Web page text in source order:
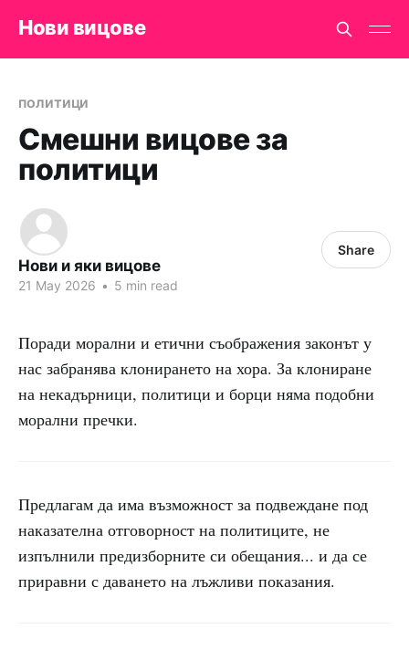
Нови вицове
политици
Смешни вицове за
политици
Нови и яки вицове
21 May 2026 • 5 min read
Share
Поради морални и етични съображения законът у
нас забранява клонирането на хора. За клониране
на некадърници, политици и борци няма подобни
морални пречки.
Предлагам да има възможност за подвеждане под
наказателна отговорност на политиците, не
изпълнили предизборните си обещания... и да се
приравни с даването на лъжливи показания.